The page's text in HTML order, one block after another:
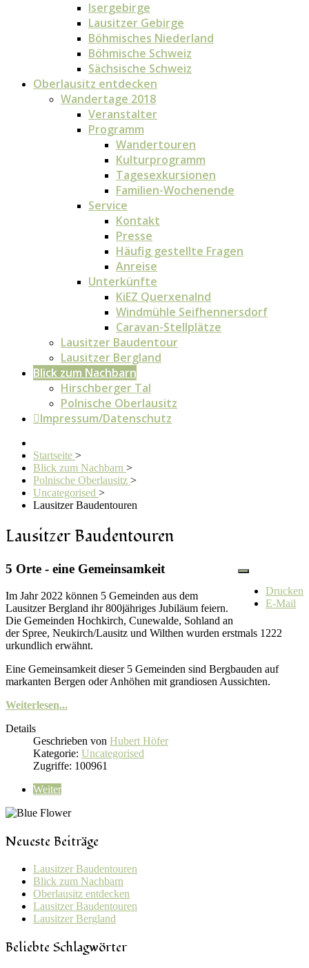
Isergebirge
Lausitzer Gebirge
Böhmisches Niederland
Böhmische Schweiz
Sächsische Schweiz
Oberlausitz entdecken
Wandertage 2018
Veranstalter
Programm
Wandertouren
Kulturprogramm
Tagesexkursionen
Familien-Wochenende
Service
Kontakt
Presse
Häufig gestellte Fragen
Anreise
Unterkünfte
KiEZ Querxenalnd
Windmühle Seifhennersdorf
Caravan-Stellplätze
Lausitzer Baudentour
Lausitzer Bergland
Blick zum Nachbarn
Hirschberger Tal
Polnische Oberlausitz
Impressum/Datenschutz
Startseite >
Blick zum Nachbarn >
Polnische Oberlausitz >
Uncategorised >
Lausitzer Baudentouren
Lausitzer Baudentouren
Drucken
E-Mail
5 Orte - eine Gemeinsamkeit
Im Jahr 2022 können 5 Gemeinden aus dem
Lausitzer Bergland ihr 800jähriges Jubiläum feiern.
Die Gemeinden Hochkirch, Cunewalde, Sohland an
der Spree, Neukirch/Lausitz und Wilthen wurden erstmals 1222
urkundlich erwähnt.
Eine Gemeinsamkeit dieser 5 Gemeinden sind Bergbauden auf
markanten Bergen oder Anhöhen mit grandiosen Aussichten.
Weiterlesen...
Details
Geschrieben von Hubert Höfer
Kategorie: Uncategorised
Zugriffe: 100961
Weiter
Neueste Beiträge
Lausitzer Baudentouren
Blick zum Nachbarn
Oberlausitz entdecken
Lausitzer Baudentouren
Lausitzer Bergland
Beliebte Schlagwörter